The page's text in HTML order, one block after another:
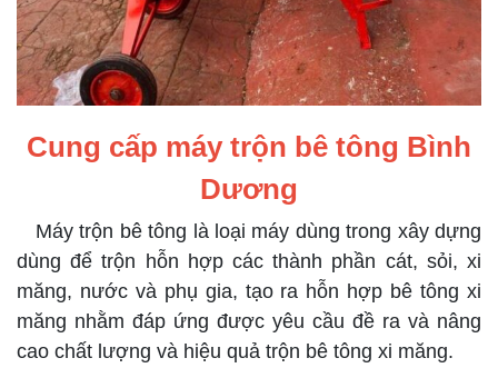
Cung cấp máy trộn bê tông Bình
Dương
Máy trộn bê tông là loại máy dùng trong xây dựng
dùng để trộn hỗn hợp các thành phần cát, sỏi, xi
măng, nước và phụ gia, tạo ra hỗn hợp bê tông xi
măng nhằm đáp ứng được yêu cầu đề ra và nâng
cao chất lượng và hiệu quả trộn bê tông xi măng.